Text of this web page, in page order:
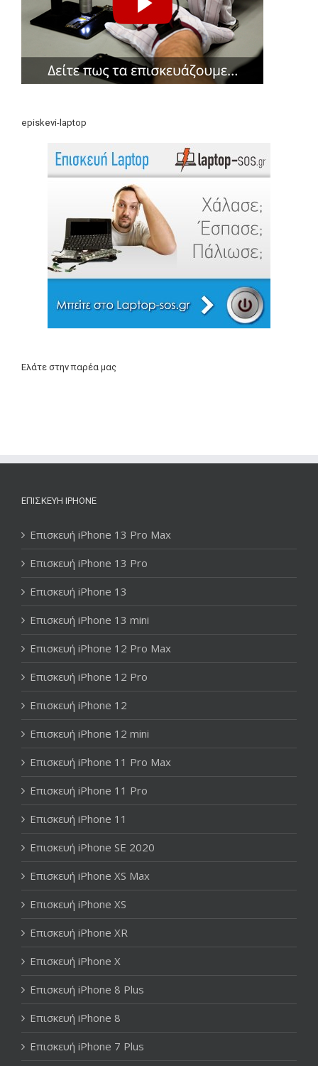
episkevi-laptop
Ελάτε στην παρέα μας
ΕΠΙΣΚΕΥΉ IPHONE
Επισκευή iPhone 13 Pro Max
Επισκευή iPhone 13 Pro
Επισκευή iPhone 13
Επισκευή iPhone 13 mini
Επισκευή iPhone 12 Pro Max
Επισκευή iPhone 12 Pro
Επισκευή iPhone 12
Επισκευή iPhone 12 mini
Επισκευή iPhone 11 Pro Max
Επισκευή iPhone 11 Pro
Επισκευή iPhone 11
Επισκευή iPhone SE 2020
Επισκευή iPhone XS Max
Επισκευή iPhone XS
Επισκευή iPhone XR
Επισκευή iPhone X
Επισκευή iPhone 8 Plus
Επισκευή iPhone 8
Επισκευή iPhone 7 Plus